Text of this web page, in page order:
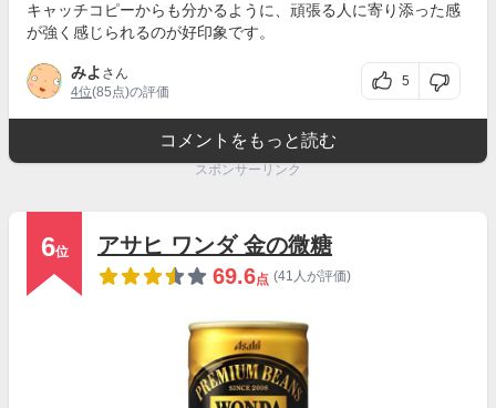
キャッチコピーからも分かるように、頑張る人に寄り添った感
が強く感じられるのが好印象です。
みよ さん
4位(85点)の評価
5
コメントをもっと読む
スポンサーリンク
6位
アサヒ ワンダ 金の微糖
69.6点 (41人が評価)